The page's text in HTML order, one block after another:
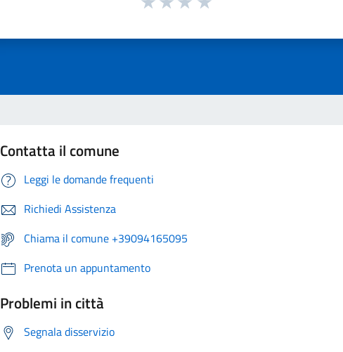
Contatta il comune
Leggi le domande frequenti
Richiedi Assistenza
Chiama il comune +39094165095
Prenota un appuntamento
Problemi in città
Segnala disservizio